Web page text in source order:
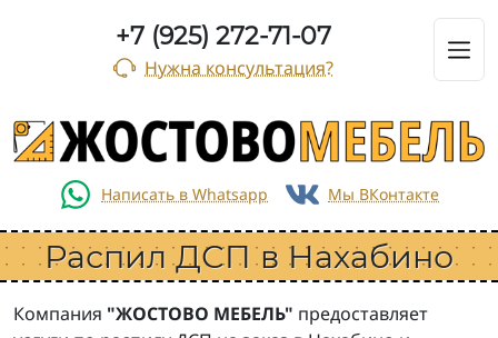
+7 (925) 272-71-07
Нужна консультация?
Распил ДСП в Нахабино
Компания "ЖОСТОВО МЕБЕЛЬ" предоставляет